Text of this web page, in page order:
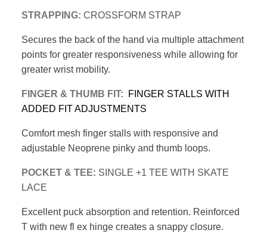
STRAPPING: CROSSFORM STRAP
Secures the back of the hand via multiple attachment
points for greater responsiveness while allowing for
greater wrist mobility.
FINGER & THUMB FIT:
FINGER STALLS WITH
ADDED FIT ADJUSTMENTS
Comfort mesh finger stalls with responsive and
adjustable Neoprene pinky and thumb loops.
POCKET & TEE: SINGLE +1 TEE WITH SKATE
LACE
Excellent puck absorption and retention. Reinforced
T with new fl ex hinge creates a snappy closure.